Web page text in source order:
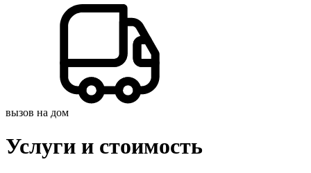
вызов на дом
Услуги и стоимость